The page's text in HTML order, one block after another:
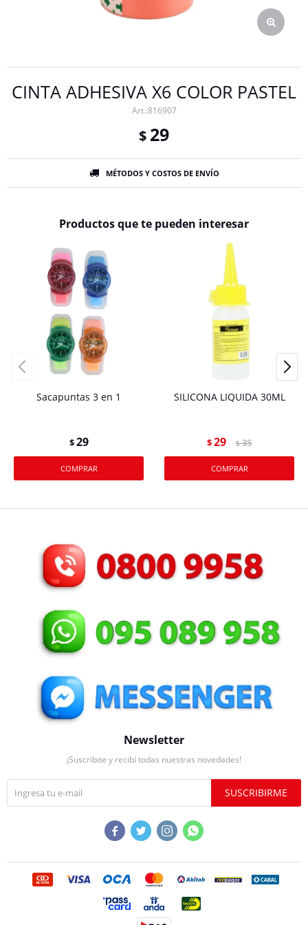
CINTA ADHESIVA X6 COLOR PASTEL
816907
$ 29
MÉTODOS Y COSTOS DE ENVÍO
Productos que te pueden interesar
Sacapuntas 3 en 1
$29
SILICONA LIQUIDA 30ML
$29 $ 35
Newsletter
¡Suscribite y recibí todas nuestras novedades!
SUSCRIBIRME
   